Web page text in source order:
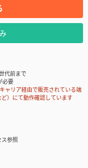
代前まで
必要
リア経由で販売されている端
ど）にて動作確認しています
参照